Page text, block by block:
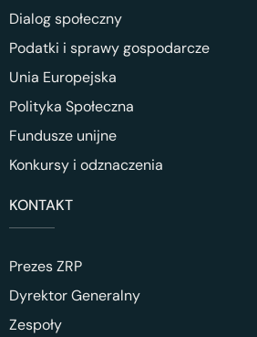
Dialog społeczny
Podatki i sprawy gospodarcze
Unia Europejska
Polityka Społeczna
Fundusze unijne
Konkursy i odznaczenia
KONTAKT
Prezes ZRP
Dyrektor Generalny
Zespoły